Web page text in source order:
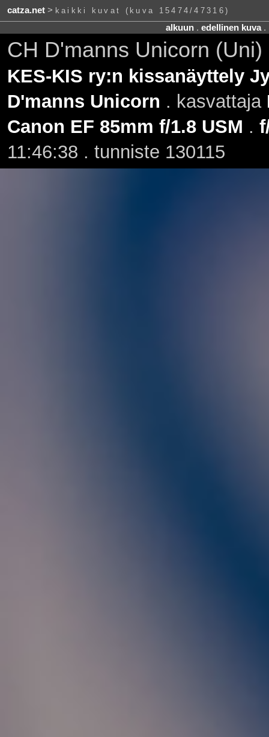
catza.net> kaikki kuvat (kuva 15474/47316)
alkuun. edellinen kuva.
CH D'manns Unicorn
KES-KIS ry:n kissanäyttely
D'manns Unicorn . kasvattaja
Canon EF 85mm f/1.8 USM .
11:46:38 . tunniste 130115